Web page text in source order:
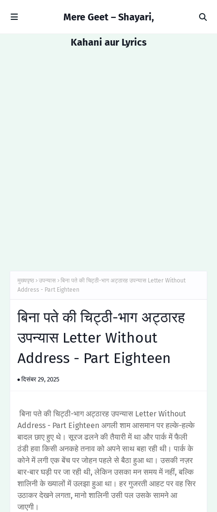
Mere Geet – Shayari,
Kahani aur Lyrics
मुख्यपृष्ठ उपन्यास
बिना पते की चिट्ठी-भाग अट्ठारह उपन्यास Letter Without
Address - Part Eighteen
बिना पते की चिट्ठी-भाग अट्ठारह
उपन्यास Letter Without
Address - Part Eighteen
दिसंबर 29, 2025
बिना पते की चिट्ठी-भाग अट्ठारह उपन्यास Letter Without
Address - Part Eighteen अगली शाम आसमान पर हल्के-हल्के
बादल छाए हुए थे। सूरज ढलने की तैयारी में था और पार्क में फैली
ठंडी हवा किसी अनकहे तनाव को अपने साथ बहा रही थी। पार्क के
कोने में लगी एक बेंच पर जोहन पहले से बैठा हुआ था। उसकी नज़र
बार-बार घड़ी पर जा रही थी, लेकिन उसका मन समय में नहीं, बल्कि
शालिनी के ख्यालों में उलझा हुआ था। हर गुजरती आहट पर वह सिर
उठाकर देखने लगता, मानो शालिनी उसी पल उसके सामने आ
जाएगी।